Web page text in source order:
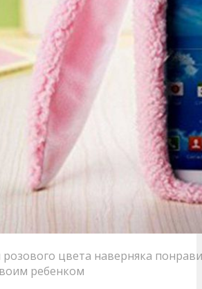
цвета наверняка
ребенком